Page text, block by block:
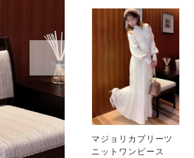
マジョリカプリーツ
ニットワンピース